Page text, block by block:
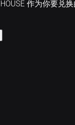
HOUSE 作为你要兑换